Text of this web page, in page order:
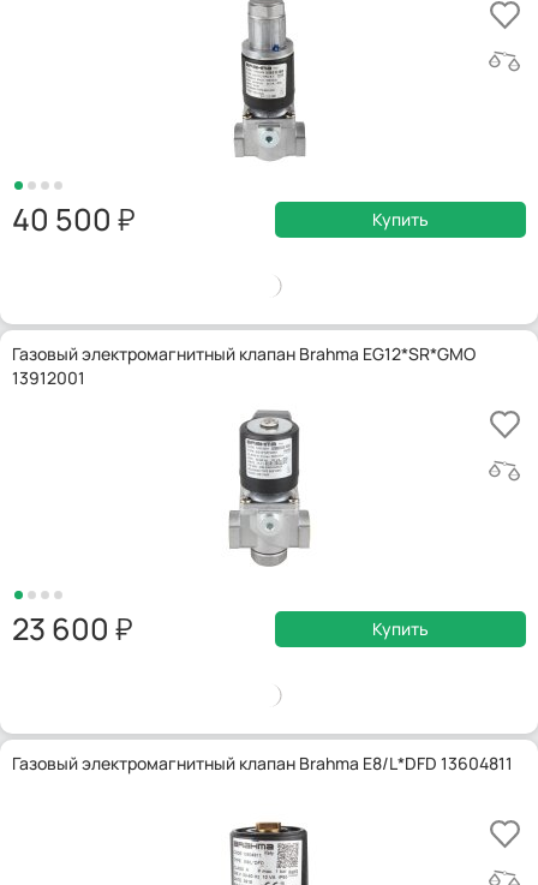
40 500 Купить
Газовый электромагнитный клапан Brahma EG12*SR*GMO
13912001
23 600 Купить
Газовый электромагнитный клапан Brahma E8/L*DFD 13604811